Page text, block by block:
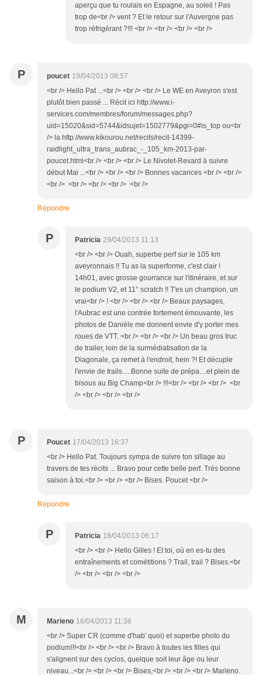
aperçu que tu roulais en Espagne, au soleil ! Pas
trop de<br /> vent ? Et le retour sur l'Auvergne pas
trop réfrigérant ?!!! <br /> <br /> <br /> <br />
P poucet 19/04/2013 08:57
<br /> Hello Pat ...<br /> <br /> <br /> Le WE en Aveyron s'est
plutôt bien passé ... Récit ici http://www.i-
services.com/membres/forum/messages.php?
uid=15020&sid=5744&idsujet=1502779&pgi=0#is_top ou<br
/> la http://www.kikourou.net/recits/recit-14399-
raidlight_ultra_trans_aubrac_-_105_km-2013-par-
poucet.html<br /> <br /> <br /> Le Nivolet-Revard à suivre
début Mai ...<br /> <br /> <br /> Bonnes vacances <br /> <br />
<br /> <br /> <br /> <br /> <br />
Répondre
P Patricia 29/04/2013 11:13
<br /> <br /> Ouah, superbe perf sur le 105 km
aveyronnais !! Tu as la superforme, c'est clair !
14h01, avec grosse gourrance sur l'itinéraire, et sur
le podium V2, et 11° scratch !! T'es un champion, un
vrai<br /> ! <br /> <br /> <br /> Beaux paysages,
l'Aubrac est une contrée fortement émouvante, les
photos de Danièle me donnent envie d'y porter mes
roues de VTT. <br /> <br /> <br /> Un beau gros truc
de trailer, loin de la surmédiatisation de la
Diagonale, ça remet à l'endroit, hein ?! Et décuple
l'envie de trails.....Bonne suite de prépa....et plein de
bisous au Big Champ<br /> !!!<br /> <br /> <br /> <br
/> <br /> <br /> <br />
P Poucet 17/04/2013 16:37
<br /> Hello Pat. Toujours sympa de suivre ton sillage au
travers de tes récits ... Bravo pour cette belle perf. Trés bonne
saison à toi.<br /> <br /> <br /> Bises. Poucet <br />
Répondre
P Patricia 18/04/2013 06:17
<br /> <br /> Hello Gilles ! Et toi, où en es-tu des
entraînements et cométitions ? Trail, trail ? Bises.<br
/> <br /> <br /> <br />
M Marieno 16/04/2013 11:36
<br /> Super CR (comme d'hab' quoi) et superbe photo du
podium!!!<br /> <br /> <br /> Bravo à toutes les filles qui
s'alignent sur des cyclos, quelque soit leur âge ou leur
niveau...<br /> <br /> <br /> Bises,<br /> <br /> <br /> Marieno.